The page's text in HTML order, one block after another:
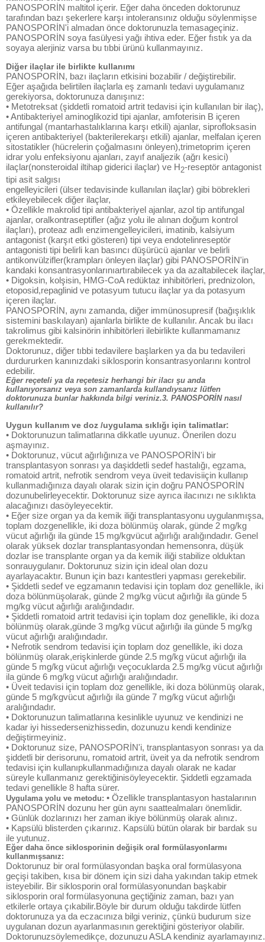
PANOSPORİN maltitol içerir. Eğer daha önceden doktorunuz
tarafından bazı şekerlere karşı intoleransınız olduğu söylenmişse
PANOSPORİN'i almadan önce doktorunuzla temasageçiniz.
PANOSPORİN soya fasülyesi yağı ihtiva eder. Eğer fıstık ya da
soyaya alerjiniz varsa bu tıbbi ürünü kullanmayınız.
Diğer ilaçlar ile birlikte kullanımı
PANOSPORİN, bazı ilaçların etkisini bozabilir / değiştirebilir.
Eğer aşağıda belirtilen ilaçlarla eş zamanlı tedavi uygulamanız
gerekiyorsa, doktorunuza danışınız:
• Metotreksat (şiddetli romatoid artrit tedavisi için kullanılan bir ilaç),
• Antibakteriyel aminoglikozid tipi ajanlar, amfoterisin B içeren
antifungal (mantarhastalıklarına karşı etkili) ajanlar, siprofloksasin
içeren antibakteriyel (bakterilerekarşı etkili) ajanlar, melfalan içeren
sitostatikler (hücrelerin çoğalmasını önleyen),trimetoprim içeren
idrar yolu enfeksiyonu ajanları, zayıf analjezik (ağrı kesici)
ilaçlar(nonsteroidal iltihap giderici ilaçlar) ve H2-reseptör antagonist
tipi asit salgısı
engelleyicileri (ülser tedavisinde kullanılan ilaçlar) gibi böbrekleri
etkileyebilecek diğer ilaçlar,
• Özellikle makrolid tipi antibakteriyel ajanlar, azol tip antifungal
ajanlar, oralkontraseptifler (ağız yolu ile alınan doğum kontrol
ilaçları), proteaz adlı enzimengelleyicileri, imatinib, kalsiyum
antagonist (karşıt etki gösteren) tipi veya endotelinreseptör
antagonisti tipi belirli kan basıncı düşürücü ajanlar ve belirli
antikonvülzifler(krampları önleyen ilaçlar) gibi PANOSPORİN'in
kandaki konsantrasyonlarınıartırabilecek ya da azaltabilecek ilaçlar,
• Digoksin, kolşisin, HMG-CoA redüktaz inhibitörleri, prednizolon,
etoposid,repaglinid ve potasyum tutucu ilaçlar ya da potasyum
içeren ilaçlar.
PANOSPORİN, aynı zamanda, diğer immünosupresif (bağışıklık
sistemini baskılayan) ajanlarla birlikte de kullanılır. Ancak bu ilacı
takrolimus gibi kalsinörin inhibitörleri ilebirlikte kullanmamanız
gerekmektedir.
Doktorunuz, diğer tıbbi tedavilere başlarken ya da bu tedavileri
durdururken kanınızdaki siklosporin konsantrasyonlarını kontrol
edebilir.
Eğer reçeteli ya da reçetesiz herhangi bir ilacı şu anda
kullanıyorsanız veya son zamanlarda kullandıysanız lütfen
doktorunuza bunlar hakkında bilgi veriniz.3. PANOSPORİN nasıl
kullanılır?
Uygun kullanım ve doz /uygulama sıklığı için talimatlar:
• Doktorunuzun talimatlarına dikkatle uyunuz. Önerilen dozu
aşmayınız.
• Doktorunuz, vücut ağırlığınıza ve PANOSPORİN'i bir
transplantasyon sonrası ya daşiddetli sedef hastalığı, egzama,
romatoid artrit, nefrotik sendrom veya üveit tedavisiiçin kullanıp
kullanmadığınıza dayalı olarak sizin için doğru PANOSPORİN
dozunubelirleyecektir. Doktorunuz size ayrıca ilacınızı ne sıklıkta
alacağınızı dasöyleyecektir.
• Eğer size organ ya da kemik iliği transplantasyonu uygulanmışsa,
toplam dozgenellikle, iki doza bölünmüş olarak, günde 2 mg/kg
vücut ağırlığı ila günde 15 mg/kgvücut ağırlığı aralığındadır. Genel
olarak yüksek dozlar transplantasyondan hemensonra, düşük
dozlar ise transplante organ ya da kemik iliği stabilize olduktan
sonrauygulanır. Doktorunuz sizin için ideal olan dozu
ayarlayacaktır. Bunun için bazı kantestleri yapması gerekebilir.
• Şiddetli sedef ve egzamanın tedavisi için toplam doz genellikle, iki
doza bölünmüşolarak, günde 2 mg/kg vücut ağırlığı ila günde 5
mg/kg vücut ağırlığı aralığındadır.
• Şiddetli romatoid artrit tedavisi için toplam doz genellikle, iki doza
bölünmüş olarak,günde 3 mg/kg vücut ağırlığı ila günde 5 mg/kg
vücut ağırlığı aralığındadır.
• Nefrotik sendrom tedavisi için toplam doz genellikle, iki doza
bölünmüş olarak,erişkinlerde günde 2.5 mg/kg vücut ağırlığı ila
günde 5 mg/kg vücut ağırlığı veçocuklarda 2.5 mg/kg vücut ağırlığı
ila günde 6 mg/kg vücut ağırlığı aralığındadır.
• Üveit tedavisi için toplam doz genellikle, iki doza bölünmüş olarak,
günde 5 mg/kgvücut ağırlığı ila günde 7 mg/kg vücut ağırlığı
aralığındadır.
• Doktorunuzun talimatlarına kesinlikle uyunuz ve kendinizi ne
kadar iyi hissedersenizhissedin, dozunuzu kendi kendinize
değiştirmeyiniz.
• Doktorunuz size, PANOSPORİN'i, transplantasyon sonrası ya da
şiddetli bir derisorunu, romatoid artrit, üveit ya da nefrotik sendrom
tedavisi için kullanıpkullanmadığınıza dayalı olarak ne kadar
süreyle kullanmanız gerektiğinisöyleyecektir. Şiddetli egzamada
tedavi genellikle 8 hafta sürer.
Uygulama yolu ve metodu: • Özellikle transplantasyon hastalarının
PANOSPORİN dozunu her gün aynı saattealmaları önemlidir.
• Günlük dozlarınızı her zaman ikiye bölünmüş olarak alınız.
• Kapsülü blisterden çıkarınız. Kapsülü bütün olarak bir bardak su
ile yutunuz.
Eğer daha önce siklosporinin değişik oral formülasyonlarmı
kullanmışsanız:
Doktorunuz bir oral formülasyondan başka oral formülasyona
geçişi takiben, kısa bir dönem için sizi daha yakından takip etmek
isteyebilir. Bir siklosporin oral formülasyonundan başkabir
siklosporin oral formülasyonuna geçtiğiniz zaman, bazı yan
etkilerle ortaya çıkabilir.Böyle bir durum olduğu takdirde lütfen
doktorunuza ya da eczacınıza bilgi veriniz, çünkü budurum size
uygulanan dozun ayarlanmasının gerektiğini gösteriyor olabilir.
Doktorunuzsöylemedikçe, dozunuzu ASLA kendiniz ayarlamayınız.